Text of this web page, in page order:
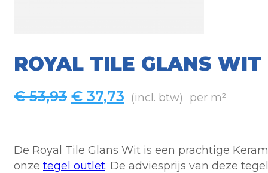
ROYAL TILE GLANS WIT
€53,93 Oorspronkelijke
€ 53,93.
€ 37,73 Huidige
€ 37,73.
(incl. btw) per m²
De Royal Tile Glans Wit is een prachtige
onze tegel outlet. De adviesprijs van deze